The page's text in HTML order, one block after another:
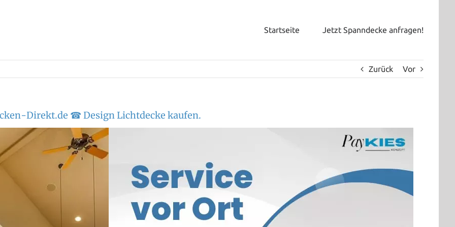
Startseite Jetzt Spanndecke anfragen!
Zurück Vor
Direkt.de ☎ Design Lichtdecke kaufen.